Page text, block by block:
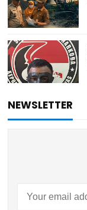
NEWSLETTER